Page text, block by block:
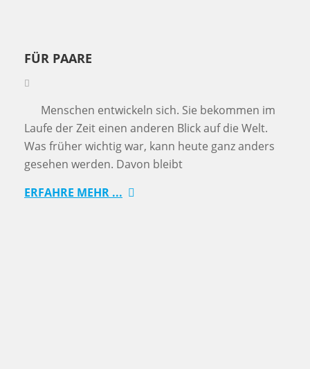
FÜR PAARE
Menschen entwickeln sich. Sie bekommen im
Laufe der Zeit einen anderen Blick auf die Welt.
Was früher wichtig war, kann heute ganz anders
gesehen werden. Davon bleibt
ERFAHRE MEHR ...